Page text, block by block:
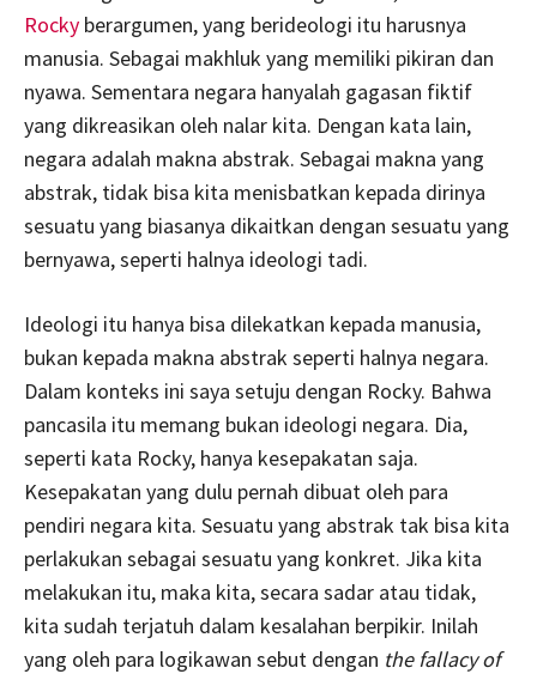
Rocky berargumen, yang berideologi itu harusnya
manusia. Sebagai makhluk yang memiliki pikiran dan
nyawa. Sementara negara hanyalah gagasan fiktif
yang dikreasikan oleh nalar kita. Dengan kata lain,
negara adalah makna abstrak. Sebagai makna yang
abstrak, tidak bisa kita menisbatkan kepada dirinya
sesuatu yang biasanya dikaitkan dengan sesuatu yang
bernyawa, seperti halnya ideologi tadi.
Ideologi itu hanya bisa dilekatkan kepada manusia,
bukan kepada makna abstrak seperti halnya negara.
Dalam konteks ini saya setuju dengan Rocky. Bahwa
pancasila itu memang bukan ideologi negara. Dia,
seperti kata Rocky, hanya kesepakatan saja.
Kesepakatan yang dulu pernah dibuat oleh para
pendiri negara kita. Sesuatu yang abstrak tak bisa kita
perlakukan sebagai sesuatu yang konkret. Jika kita
melakukan itu, maka kita, secara sadar atau tidak,
kita sudah terjatuh dalam kesalahan berpikir. Inilah
yang oleh para logikawan sebut dengan the fallacy of